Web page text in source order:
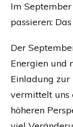
Im
passieren:
Der
Energien und
Einladung
vermittelt uns
höheren